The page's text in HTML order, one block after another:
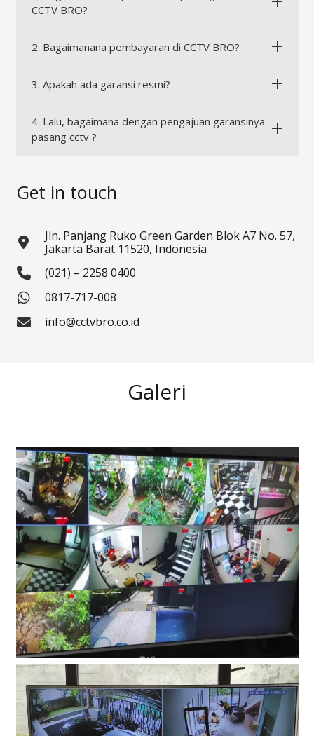
CCTV BRO?
2. Bagaimanana pembayaran di CCTV BRO?
3. Apakah ada garansi resmi?
4. Lalu, bagaimana dengan pengajuan garansinya
pasang cctv ?
Get in touch
Jln. Panjang Ruko Green Garden Blok A7 No. 57,
Jakarta Barat 11520, Indonesia
(021) – 2258 0400
0817-717-008
info@cctvbro.co.id
Galeri